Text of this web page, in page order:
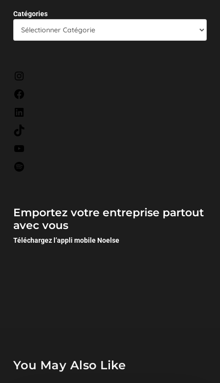
Catégories
Emportez votre entreprise partout
avec vous
Téléchargez l’appli mobile Noelse
You May Also Like